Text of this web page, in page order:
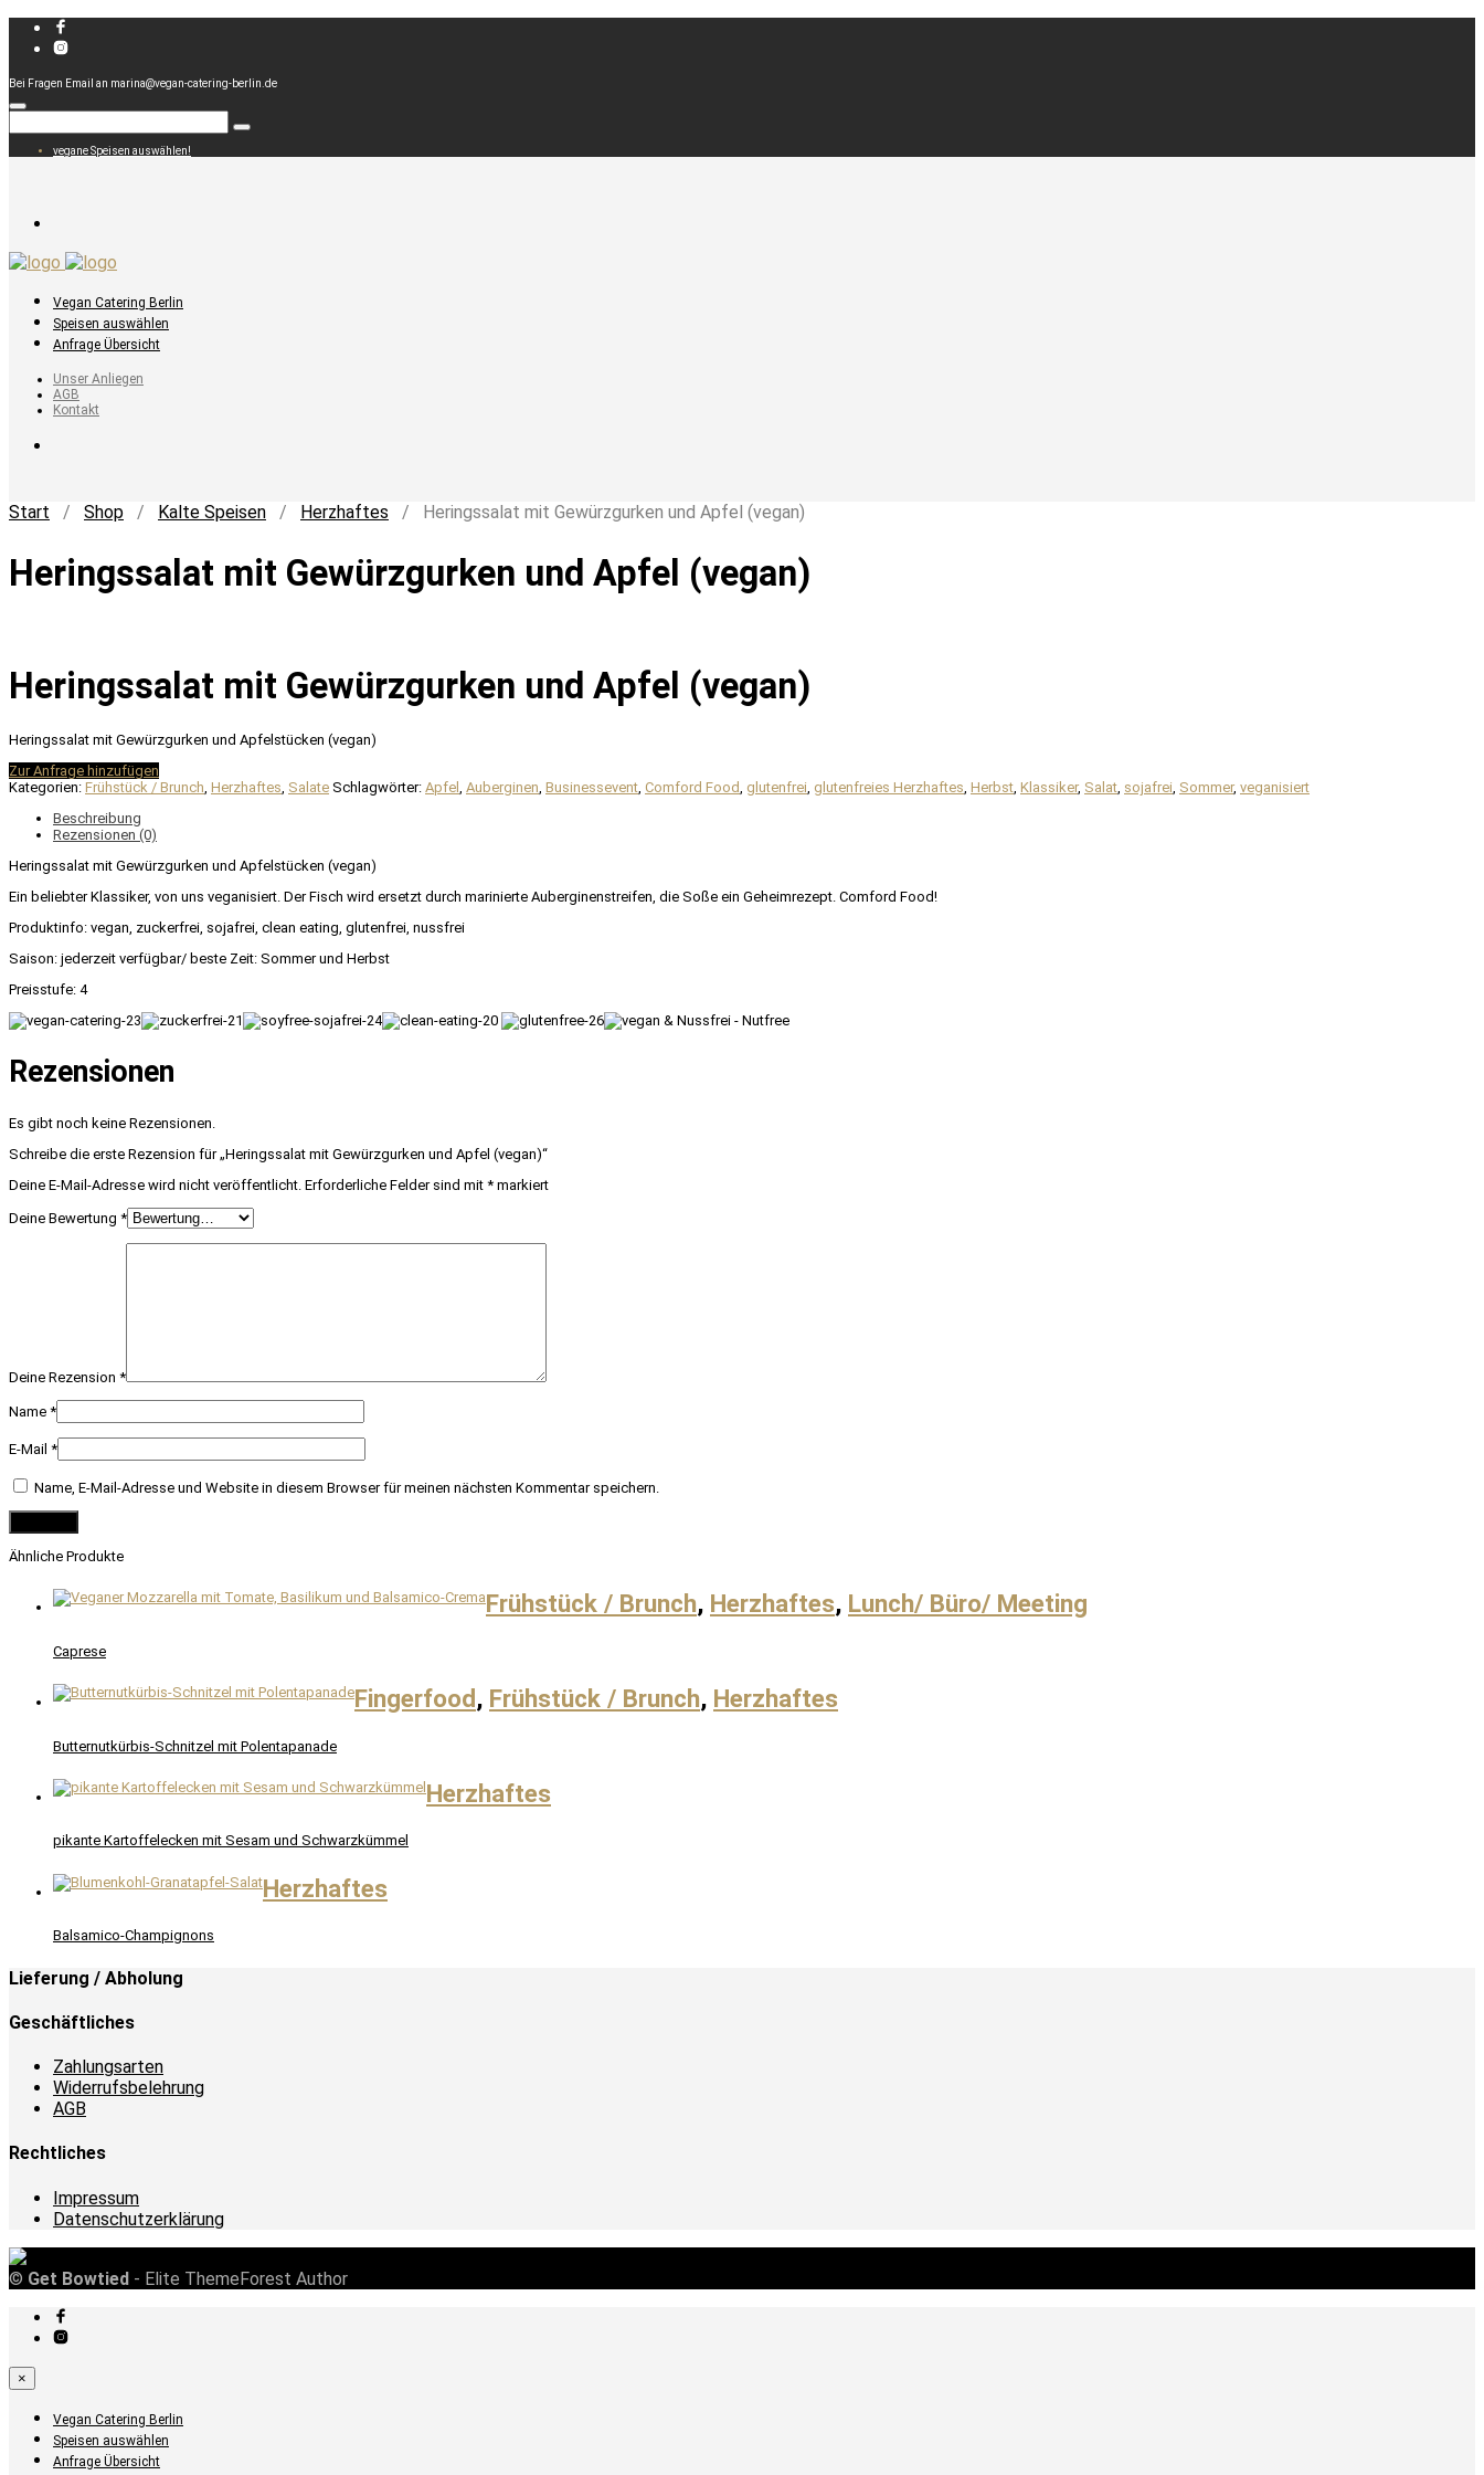
Bei Fragen Email an marina@vegan-catering-berlin.de
vegane Speisen auswählen!
Vegan Catering Berlin
Speisen auswählen
Anfrage Übersicht
Unser Anliegen
AGB
Kontakt
Start / Shop / Kalte Speisen / Herzhaftes / Heringssalat mit Gewürzgurken und Apfel (vegan)
Heringssalat mit Gewürzgurken und Apfel (vegan)
Heringssalat mit Gewürzgurken und Apfel (vegan)
Heringssalat mit Gewürzgurken und Apfelstücken (vegan)
Zur Anfrage hinzufügen
Kategorien: Frühstück / Brunch, Herzhaftes, Salate Schlagwörter: Apfel , Auberginen, Businessevent, Comford Food, glutenfrei, glutenfreies Herzhaftes, Herbst, Klassiker, Salat, sojafrei, Sommer, veganisiert
Beschreibung
Rezensionen (0)
Heringssalat mit Gewürzgurken und Apfelstücken (vegan)
Ein beliebter Klassiker, von uns veganisiert. Der Fisch wird ersetzt durch marinierte Auberginenstreifen, die Soße ein Geheimrezept. Comford Food!
Produktinfo: vegan, zuckerfrei, sojafrei, clean eating, glutenfrei, nussfrei
Saison: jederzeit verfügbar/ beste Zeit: Sommer und Herbst
Preisstufe: 4
Rezensionen
Es gibt noch keine Rezensionen.
Schreibe die erste Rezension für „Heringssalat mit Gewürzgurken und Apfel (vegan)“
Deine E-Mail-Adresse wird nicht veröffentlicht. Erforderliche Felder sind mit * markiert
Deine Bewertung *
Deine Rezension *
Name *
E-Mail *
Name, E-Mail-Adresse und Website in diesem Browser für meinen nächsten Kommentar speichern.
Ähnliche Produkte
Frühstück / Brunch, Herzhaftes, Lunch/ Büro/ Meeting
Caprese
Fingerfood , Frühstück / Brunch, Herzhaftes
Butternutkürbis-Schnitzel mit Polentapanade
Herzhaftes
pikante Kartoffelecken mit Sesam und Schwarzkümmel
Herzhaftes
Balsamico-Champignons
Lieferung / Abholung
Geschäftliches
Zahlungsarten
Widerrufsbelehrung
AGB
Rechtliches
Impressum
Datenschutzerklärung
© Get Bowtied - Elite ThemeForest Author
×
Vegan Catering Berlin
Speisen auswählen
Anfrage Übersicht